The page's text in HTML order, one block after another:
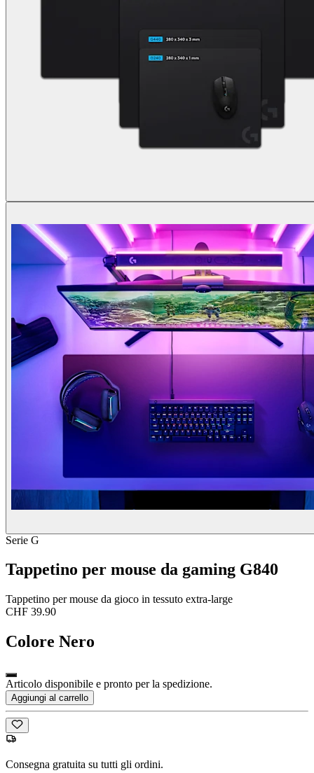
Serie G
Tappetino per mouse da gaming G840
Tappetino per mouse da gioco in tessuto extra-large
CHF 39.90
Colore Nero
Articolo disponibile e pronto per la spedizione.
Aggiungi al carrello
Consegna gratuita su tutti gli ordini.